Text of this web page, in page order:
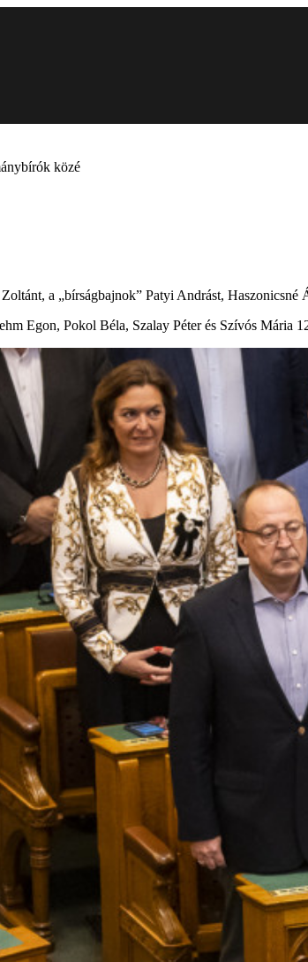
közé
a „bírságbajnok” Patyi Andrást, Haszonicsné
Egon, Pokol Béla, Szalay Péter és Szívós Mária